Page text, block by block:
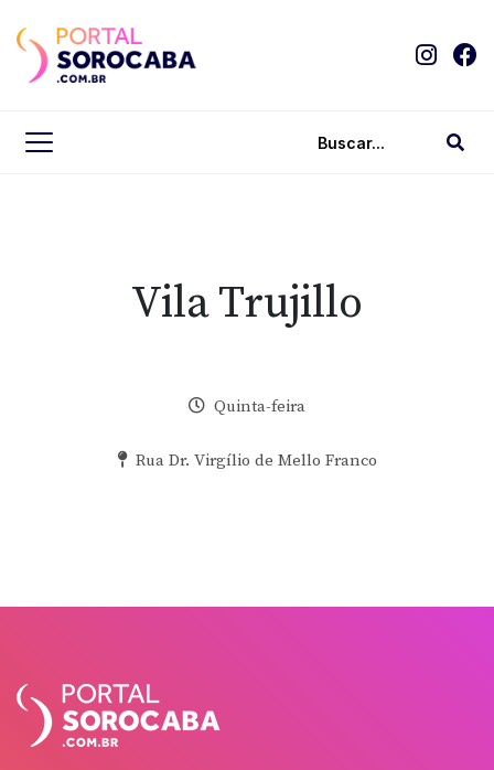
Vila Trujillo
Quinta-feira
Rua Dr. Virgílio de Mello Franco